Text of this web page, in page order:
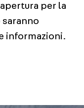
per la
informazioni.